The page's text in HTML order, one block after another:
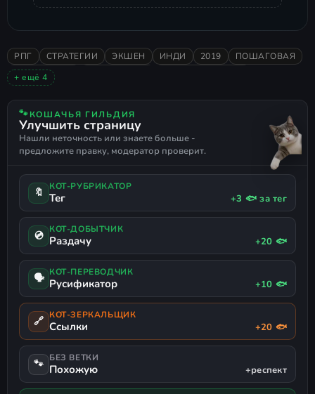
РПГ СТРАТЕГИИ ЭКШЕН ИНДИ 2019
ПОШАГОВАЯ
ОДИНОЧНАЯ
РУССКАЯ ОЗВУЧКА
+ ещё 4
🐾КОШАЧЬЯ ГИЛЬДИЯ
Улучшить страницу
Нашли неточность или знаете больше -
предложите правку, модератор проверит.
🔖 КОТ-РУБРИКАТОР
Тег +3 🐟 за тег
💿 КОТ-ДОБЫТЧИК
Раздачу +20 🐟
🗣 КОТ-ПЕРЕВОДЧИК
Русификатор +10 🐟
🔗 КОТ-ЗЕРКАЛЬЩИК
Ссылки +20 🐟
🐾 БЕЗ ВЕТКИ
Похожую +респект